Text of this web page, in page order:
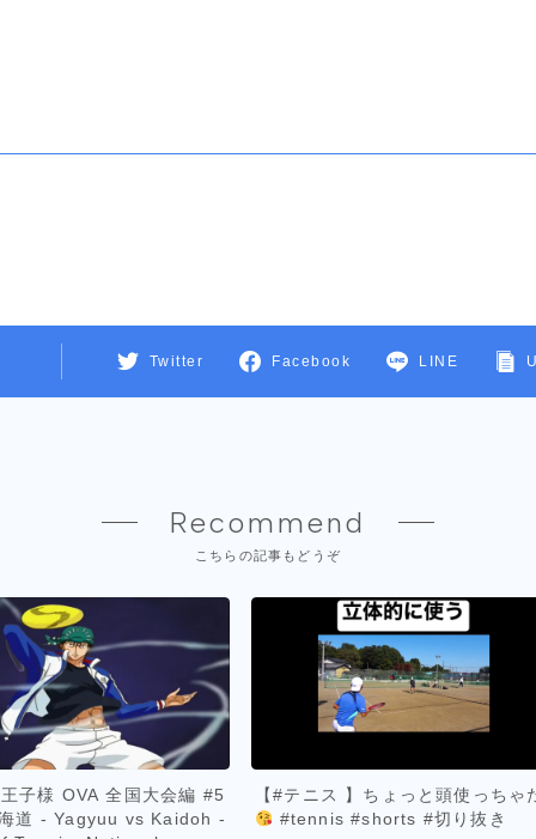
Twitter Facebook LINE
Recommend
こちらの記事もどうぞ
子様 OVA 全国大会編 #5
道 - Yagyuu vs Kaidoh -
【#テニス 】ちょっと頭使っちゃ
#tennis #shorts #切り抜き